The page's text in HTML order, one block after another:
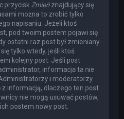
przycisk Zmień znajdujący się
można to zrobić tylko
napisaniu. Jeżeli ktoś
pod twoim postem pojawi się
ostatni raz post był zmieniany.
tylko wtedy, jeśli ktoś
kolejny post. Jeśli post
informacja ta nie
i moderatorzy
informacją, dlaczego ten post
nie mogą usuwać postów,
postem nowy post.